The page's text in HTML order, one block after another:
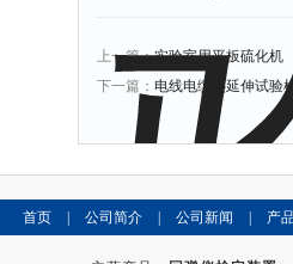
上一篇：实验室用平板硫化机
下一篇： 电线电缆热延伸试验
首页 公司简介 公司新闻 产